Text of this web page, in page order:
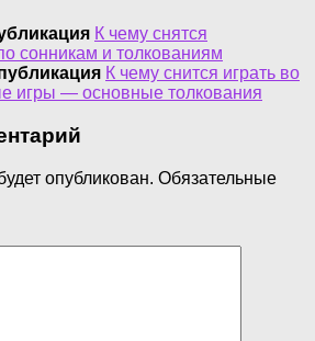
К чему снятся
сонникам и толкованиям
К чему снится играть во
игры — основные толкования
опубликован. Обязательные